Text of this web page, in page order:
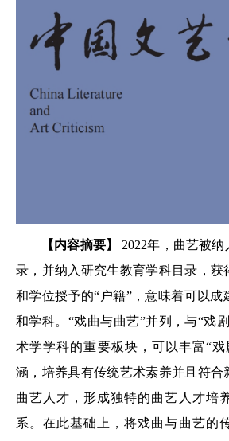
【内容摘要】
2022年，曲艺被
录，并纳入研究生教育学科目录，获
和学位授予的“户籍”，意味着可以成
和学科。“戏曲与曲艺”并列，与“戏
术学学科的重要板块，可以丰富“
涵，培养具有传统艺术素养并且符合
曲艺人才，形成独特的曲艺人才培
系。在此基础上，将戏曲与曲艺的